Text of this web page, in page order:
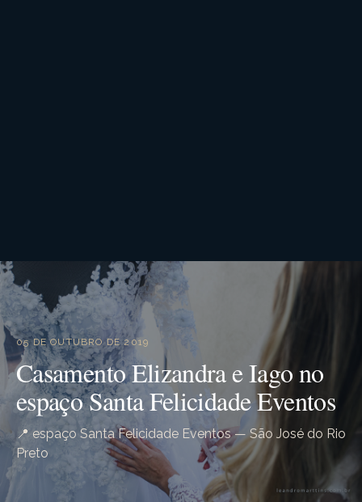
05 DE OUTUBRO DE 2019
Casamento Elizandra e Iago no
espaço Santa Felicidade Eventos
📍 espaço Santa Felicidade Eventos — São José do Rio
Preto